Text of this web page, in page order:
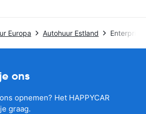
Europa Autohuur Estland Enterprise
ons
opnemen? Het HAPPYCAR
graag.